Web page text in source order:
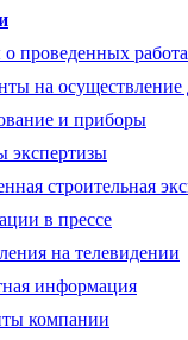
проведенных
на осуществление
и приборы
экспертизы
строительная
в прессе
на телевидении
информация
компании